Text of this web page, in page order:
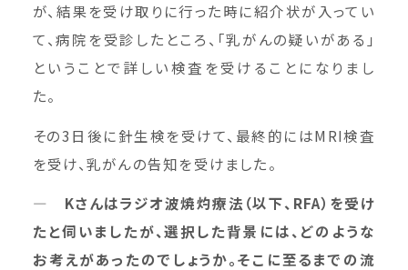
が、結果を受け取りに行った時に紹介状が入ってい
て、病院を受診したところ、「乳がんの疑いがある」
ということで詳しい検査を受けることになりまし
た。
その3日後に針生検を受けて、最終的にはMRI検査
を受け、乳がんの告知を受けました。
― Kさんはラジオ波焼灼療法（以下、RFA）を受け
たと伺いましたが、選択した背景には、どのような
お考えがあったのでしょうか。そこに至るまでの流